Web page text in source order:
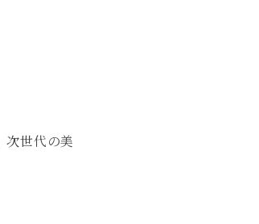
次世代の美